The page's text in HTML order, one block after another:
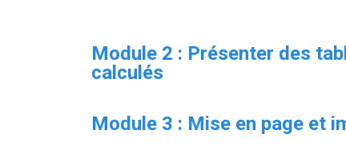
Module 2 : Présenter des
calculés
Module 3 : Mise en page et